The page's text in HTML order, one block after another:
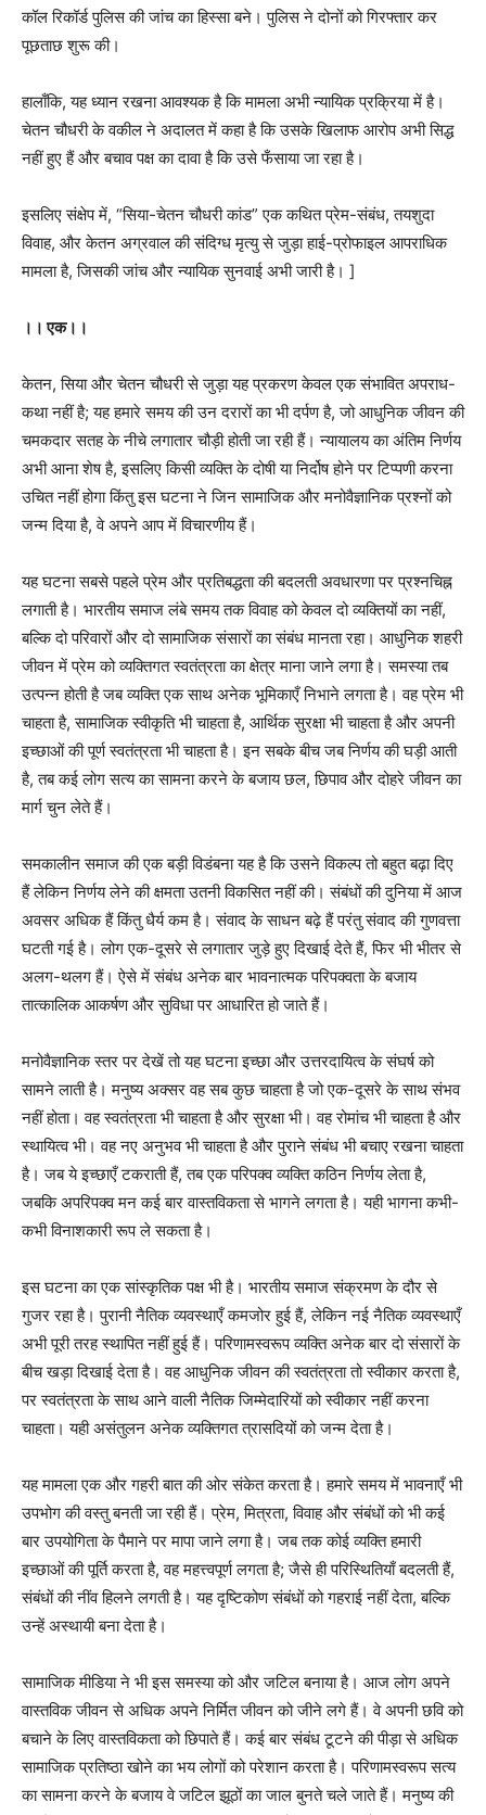
कॉल रिकॉर्ड पुलिस की जांच का हिस्सा बने। पुलिस ने दोनों को गिरफ्तार कर
पूछताछ शुरू की।
हालाँकि, यह ध्यान रखना आवश्यक है कि मामला अभी न्यायिक प्रक्रिया में है।
चेतन चौधरी के वकील ने अदालत में कहा है कि उसके खिलाफ आरोप अभी सिद्ध
नहीं हुए हैं और बचाव पक्ष का दावा है कि उसे फँसाया जा रहा है।
इसलिए संक्षेप में, “सिया-चेतन चौधरी कांड” एक कथित प्रेम-संबंध, तयशुदा
विवाह, और केतन अग्रवाल की संदिग्ध मृत्यु से जुड़ा हाई-प्रोफाइल आपराधिक
मामला है, जिसकी जांच और न्यायिक सुनवाई अभी जारी है। ]
।। एक।।
केतन, सिया और चेतन चौधरी से जुड़ा यह प्रकरण केवल एक संभावित अपराध-
कथा नहीं है; यह हमारे समय की उन दरारों का भी दर्पण है, जो आधुनिक जीवन की
चमकदार सतह के नीचे लगातार चौड़ी होती जा रही हैं। न्यायालय का अंतिम निर्णय
अभी आना शेष है, इसलिए किसी व्यक्ति के दोषी या निर्दोष होने पर टिप्पणी करना
उचित नहीं होगा किंतु इस घटना ने जिन सामाजिक और मनोवैज्ञानिक प्रश्नों को
जन्म दिया है, वे अपने आप में विचारणीय हैं।
यह घटना सबसे पहले प्रेम और प्रतिबद्धता की बदलती अवधारणा पर प्रश्नचिह्न
लगाती है। भारतीय समाज लंबे समय तक विवाह को केवल दो व्यक्तियों का नहीं,
बल्कि दो परिवारों और दो सामाजिक संसारों का संबंध मानता रहा। आधुनिक शहरी
जीवन में प्रेम को व्यक्तिगत स्वतंत्रता का क्षेत्र माना जाने लगा है। समस्या तब
उत्पन्न होती है जब व्यक्ति एक साथ अनेक भूमिकाएँ निभाने लगता है। वह प्रेम भी
चाहता है, सामाजिक स्वीकृति भी चाहता है, आर्थिक सुरक्षा भी चाहता है और अपनी
इच्छाओं की पूर्ण स्वतंत्रता भी चाहता है। इन सबके बीच जब निर्णय की घड़ी आती
है, तब कई लोग सत्य का सामना करने के बजाय छल, छिपाव और दोहरे जीवन का
मार्ग चुन लेते हैं।
समकालीन समाज की एक बड़ी विडंबना यह है कि उसने विकल्प तो बहुत बढ़ा दिए
हैं लेकिन निर्णय लेने की क्षमता उतनी विकसित नहीं की। संबंधों की दुनिया में आज
अवसर अधिक हैं किंतु धैर्य कम है। संवाद के साधन बढ़े हैं परंतु संवाद की गुणवत्ता
घटती गई है। लोग एक-दूसरे से लगातार जुड़े हुए दिखाई देते हैं, फिर भी भीतर से
अलग-थलग हैं। ऐसे में संबंध अनेक बार भावनात्मक परिपक्वता के बजाय
तात्कालिक आकर्षण और सुविधा पर आधारित हो जाते हैं।
मनोवैज्ञानिक स्तर पर देखें तो यह घटना इच्छा और उत्तरदायित्व के संघर्ष को
सामने लाती है। मनुष्य अक्सर वह सब कुछ चाहता है जो एक-दूसरे के साथ संभव
नहीं होता। वह स्वतंत्रता भी चाहता है और सुरक्षा भी। वह रोमांच भी चाहता है और
स्थायित्व भी। वह नए अनुभव भी चाहता है और पुराने संबंध भी बचाए रखना चाहता
है। जब ये इच्छाएँ टकराती हैं, तब एक परिपक्व व्यक्ति कठिन निर्णय लेता है,
जबकि अपरिपक्व मन कई बार वास्तविकता से भागने लगता है। यही भागना कभी-
कभी विनाशकारी रूप ले सकता है।
इस घटना का एक सांस्कृतिक पक्ष भी है। भारतीय समाज संक्रमण के दौर से
गुजर रहा है। पुरानी नैतिक व्यवस्थाएँ कमजोर हुई हैं, लेकिन नई नैतिक व्यवस्थाएँ
अभी पूरी तरह स्थापित नहीं हुई हैं। परिणामस्वरूप व्यक्ति अनेक बार दो संसारों के
बीच खड़ा दिखाई देता है। वह आधुनिक जीवन की स्वतंत्रता तो स्वीकार करता है,
पर स्वतंत्रता के साथ आने वाली नैतिक जिम्मेदारियों को स्वीकार नहीं करना
चाहता। यही असंतुलन अनेक व्यक्तिगत त्रासदियों को जन्म देता है।
यह मामला एक और गहरी बात की ओर संकेत करता है। हमारे समय में भावनाएँ भी
उपभोग की वस्तु बनती जा रही हैं। प्रेम, मित्रता, विवाह और संबंधों को भी कई
बार उपयोगिता के पैमाने पर मापा जाने लगा है। जब तक कोई व्यक्ति हमारी
इच्छाओं की पूर्ति करता है, वह महत्त्वपूर्ण लगता है; जैसे ही परिस्थितियाँ बदलती हैं,
संबंधों की नींव हिलने लगती है। यह दृष्टिकोण संबंधों को गहराई नहीं देता, बल्कि
उन्हें अस्थायी बना देता है।
सामाजिक मीडिया ने भी इस समस्या को और जटिल बनाया है। आज लोग अपने
वास्तविक जीवन से अधिक अपने निर्मित जीवन को जीने लगे हैं। वे अपनी छवि को
बचाने के लिए वास्तविकता को छिपाते हैं। कई बार संबंध टूटने की पीड़ा से अधिक
सामाजिक प्रतिष्ठा खोने का भय लोगों को परेशान करता है। परिणामस्वरूप सत्य
का सामना करने के बजाय वे जटिल झूठों का जाल बुनते चले जाते हैं। मनुष्य की